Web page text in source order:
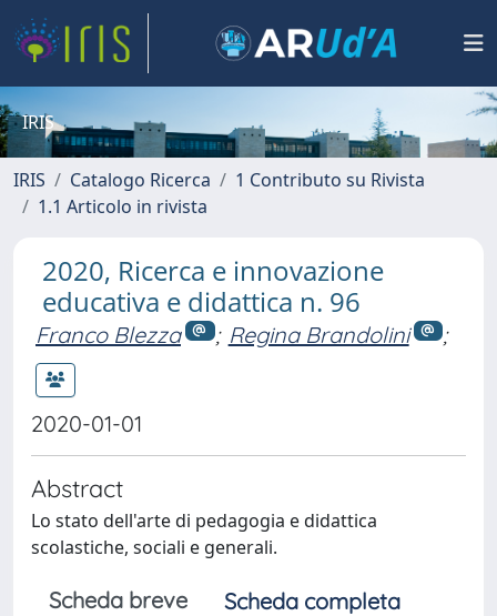
IRIS
IRIS Catalogo Ricerca
1 Contributo su Rivista
1.1 Articolo in rivista
2020, Ricerca e innovazione
educativa e didattica n. 96
Franco Blezza ; Regina Brandolini ;
2020-01-01
Abstract
Lo stato dell'arte di pedagogia e didattica
scolastiche, sociali e generali.
Scheda breve
Scheda completa